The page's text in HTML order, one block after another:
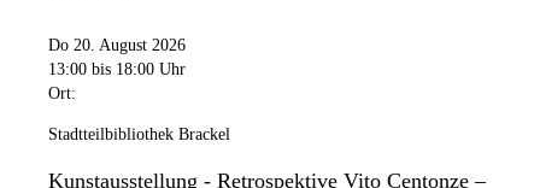
Do 20. August 2026
13:00 bis 18:00 Uhr
Ort:
Stadtteilbibliothek Brackel
Kunstausstellung - Retrospektive Vito Centonze –